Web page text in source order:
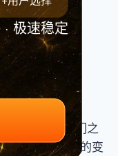
计划
套餐，而我们之
御中国防火墙的变
极速稳定